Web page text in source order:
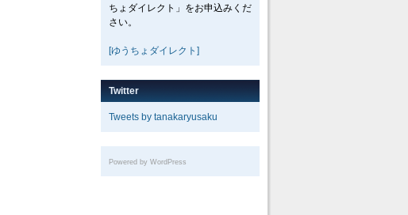
ちょダイレクト」をお申込みくだ
さい。
[ゆうちょダイレクト]
Twitter
Tweets by tanakaryusaku
Powered by WordPress